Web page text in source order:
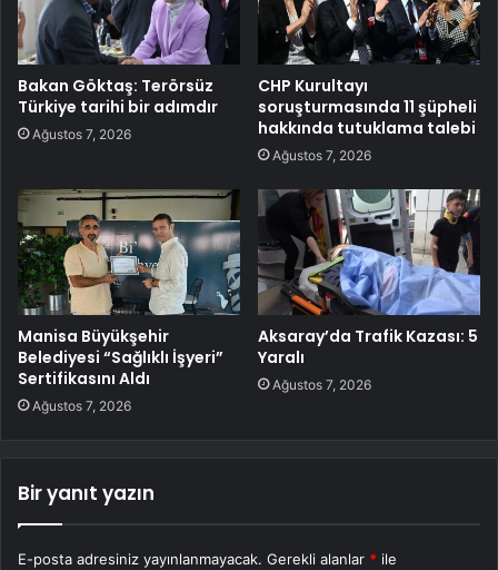
Bakan Göktaş: Terörsüz
Türkiye tarihi bir adımdır
Ağustos 7, 2026
CHP Kurultayı
soruşturmasında 11 şüpheli
hakkında tutuklama talebi
Ağustos 7, 2026
Manisa Büyükşehir
Belediyesi “Sağlıklı İşyeri”
Sertifikasını Aldı
Ağustos 7, 2026
Aksaray’da Trafik Kazası: 5
Yaralı
Ağustos 7, 2026
Bir yanıt yazın
E-posta adresiniz yayınlanmayacak. Gerekli alanlar * ile